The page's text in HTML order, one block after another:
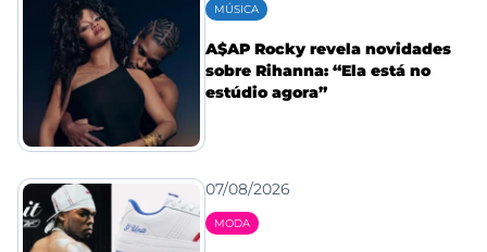
MÚSICA
A$AP Rocky revela novidades
sobre Rihanna: “Ela está no
estúdio agora”
07/08/2026
MODA